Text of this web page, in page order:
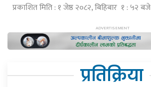
प्रकाशित मिति : १ जेष्ठ २०८२, बिहिबार १ : ५२ बजे
प्रतिक्रिया